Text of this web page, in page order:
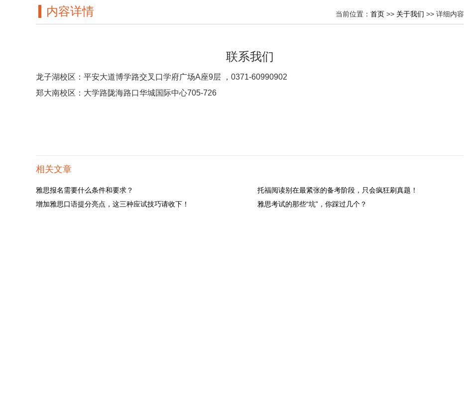
内容详情 当前位置： 首页 >> 关于我们 >> 详细内容
联系我们
龙子湖校区：平安大道博学路交叉口学府广场A座9层 ，0371-60990902
郑大南校区：大学路陇海路口华城国际中心705-726
相关文章
雅思报名需要什么条件和要求？
托福阅读别在最紧张的备考阶段，只会疯狂刷真题！
增加雅思口语提分亮点，这三种应试技巧请收下！
雅思考试的那些“坑”，你踩过几个？